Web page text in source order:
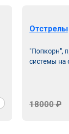
Отстрелы
"Попкорн",
системы на
18000 ₽